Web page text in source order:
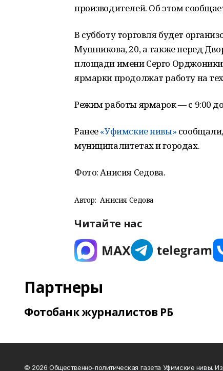
производителей. Об этом
В субботу торговля будет
Мушникова, 20, а также перед
площади имени Серго
ярмарки продолжат работу на
Режим работы ярмарок — с 9:00 до
Ранее«Уфимские нивы»
муниципалитетах и городах.
Фото: Анисия Седова.
Автор: Анисия Седова
Читайте нас
Партнеры
Фотобанк журналистов РБ
© 2026 Общественно-политическая газета Уфимские нивы.